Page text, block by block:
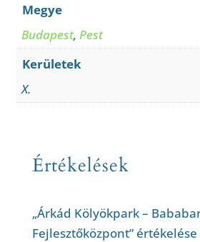
Megye
Budapest,Pest
Kerületek
X.
Értékelések
„Árkád Kölyökpark –
Fejlesztőközpont”